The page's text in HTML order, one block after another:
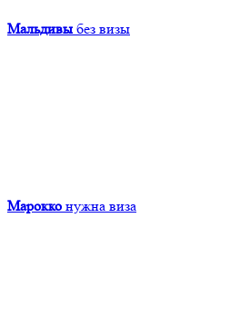
Мальдивы без визы
Марокко нужна виза